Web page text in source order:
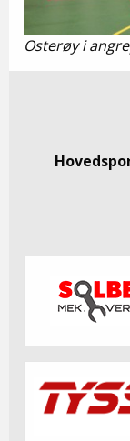
Osterøy i